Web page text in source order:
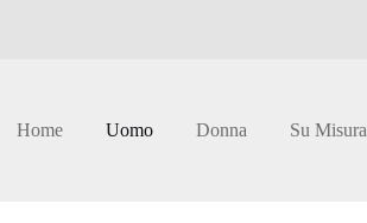
Home Uomo Donna Su Misura